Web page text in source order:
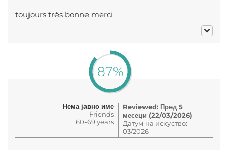
toujours très bonne merci
87%
Нема јавно име
Friends
60-69 years
Reviewed: Пред 5
месеци (22/03/2026)
Датум на искуство:
03/2026